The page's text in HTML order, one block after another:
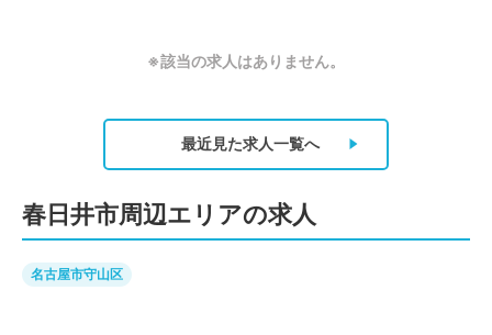
※該当の求人はありません。
最近見た求人一覧へ
春日井市周辺エリアの求人
名古屋市守山区